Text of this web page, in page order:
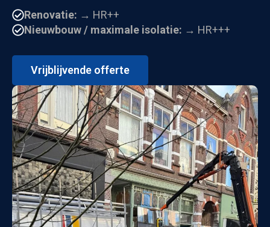
Renovatie: → HR++
Nieuwbouw / maximale isolatie: → HR+++
Vrijblijvende offerte